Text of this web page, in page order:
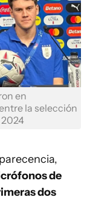
en
la selección
de
dos